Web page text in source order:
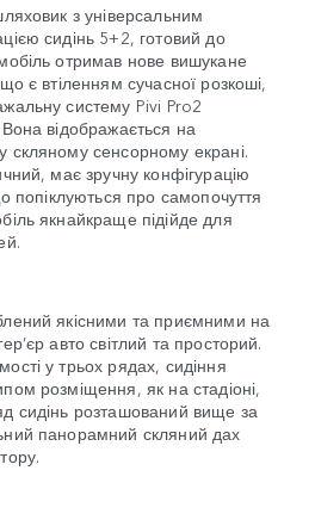
з універсальним
сидінь 5+2, готовий до
отримав нове вишукане
є втіленням сучасної розкоші,
систему Pivi Pro2
відображається на
скляному сенсорному екрані.
має зручну конфігурацію
попіклуються про самопочуття
якнайкраще підійде для
якісними та приємними на
авто світлий та просторий.
у трьох рядах, сидіння
розміщення, як на стадіоні,
сидінь розташований вище за
панорамний скляний дах